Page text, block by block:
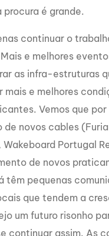
é grande.
continuar o
e melhores
as infra-estruturas
mais e melhores
Vemos que
de novos cables
Wakeboard Portugal
de novos
têm pequenas
que tendem a
um futuro risonho
continuar assim. As